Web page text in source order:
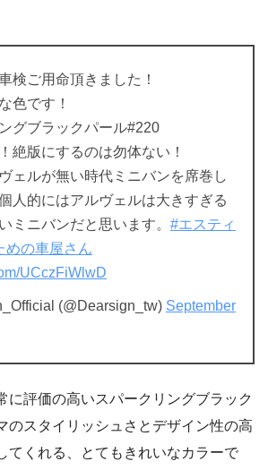
検ご用命頂きました！
色です！
グブラックパール#220
絶版にするのは勿体ない！
ェルが無い時代ミニバンを席巻し
人的にはアルヴェルは大きすぎる
ミニバンだと思います。 #エスティ
めの車屋さん
UCczFiWlwD
(@Dearsign_tw) September
に評価の高いスパークリングブラック
のスタイリッシュさとデザイン性の高
てくれる、とてもきれいなカラーで